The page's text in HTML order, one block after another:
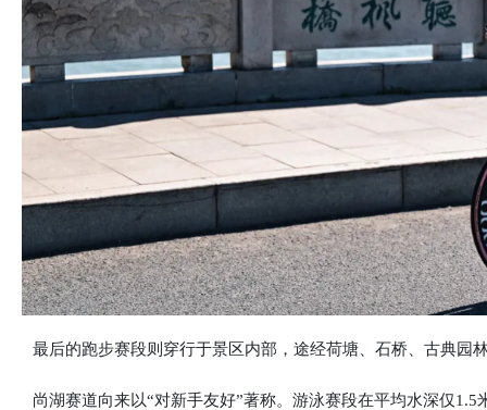
最后的跑步赛段则穿行于景区内部，途经荷塘、石桥、古典园
尚湖赛道向来以“对新手友好”著称。游泳赛段在平均水深仅1.5